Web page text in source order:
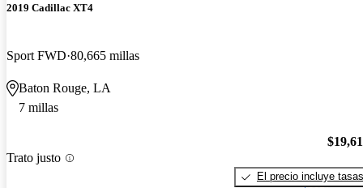
2019 Cadillac XT4
Sport FWD 80,665 millas
Baton Rouge, LA
7 millas
Trato justo
El precio incluye tasas